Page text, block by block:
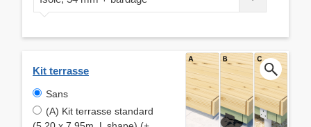
Kit terrasse
Sans
(A) Kit terrasse standard